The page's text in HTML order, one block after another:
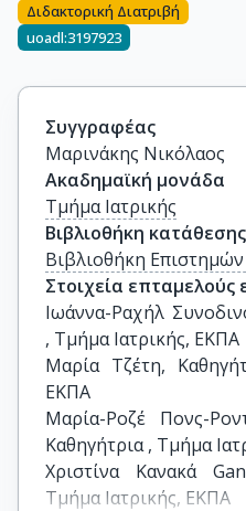
Διδακτορική Διατριβή
uoadl:3197923
Συγγραφέας
Μαρινάκης Νικόλαος
Ακαδημαϊκή μονάδα
Τμήμα Ιατρικής
Βιβλιοθήκη κατάθεσης
Βιβλιοθήκη Επιστημών
Στοιχεία επταμελούς
Ιωάννα-Ραχήλ
, Τμήμα Ιατρικής, ΕΚΠΑ
Μαρία Τζέτη,
ΕΚΠΑ
Μαρία-Ροζέ Πονς-
Καθηγήτρια , Τμήμα
Χριστίνα Κανακά
Τμήμα Ιατρικής, ΕΚΠΑ